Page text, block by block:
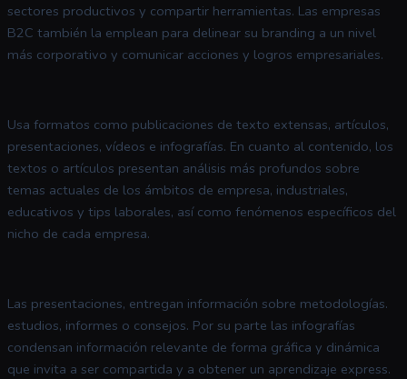
sectores productivos y compartir herramientas. Las empresas
B2C también la emplean para delinear su branding a un nivel
más corporativo y comunicar acciones y logros empresariales.
Usa formatos como publicaciones de texto extensas, artículos,
presentaciones, vídeos e infografías. En cuanto al contenido, los
textos o artículos presentan análisis más profundos sobre
temas actuales de los ámbitos de empresa, industriales,
educativos y tips laborales, así como fenómenos específicos del
nicho de cada empresa.
Las presentaciones, entregan información sobre metodologías.
estudios, informes o consejos. Por su parte las infografías
condensan información relevante de forma gráfica y dinámica
que invita a ser compartida y a obtener un aprendizaje express.